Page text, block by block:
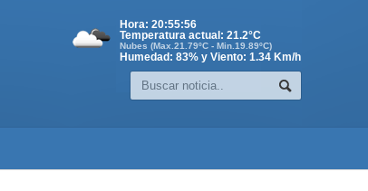
Hora: 20:55:57
Temperatura actual: 21.2°C
Nubes (Max.21.79ºC - Min.19.89ºC)
Humedad: 83% y Viento: 1.34 Km/h